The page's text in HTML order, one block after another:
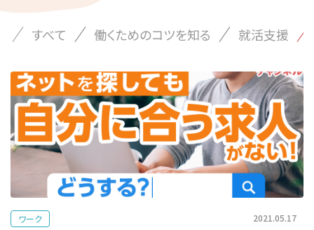
すべて 働くためのコツを知る 就活支援
ワーク 2021.05.17